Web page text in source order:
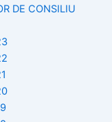
DE CONSILIU